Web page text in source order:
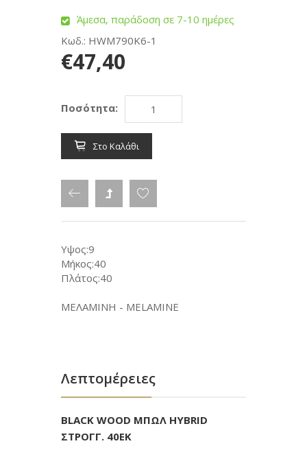
Άμεσα, παράδοση σε 7-10 ημέρες
Κωδ.: HWM790K6-1
€47,40
Ποσότητα:
Στο Καλάθι
Υψος:9
Μήκος:40
Πλάτος:40
ΜΕΛΑΜΙΝΗ - MELAMINE
Λεπτομέρειες
BLACK WOOD ΜΠΩΛ HYBRID
ΣΤΡΟΓΓ. 40ΕΚ